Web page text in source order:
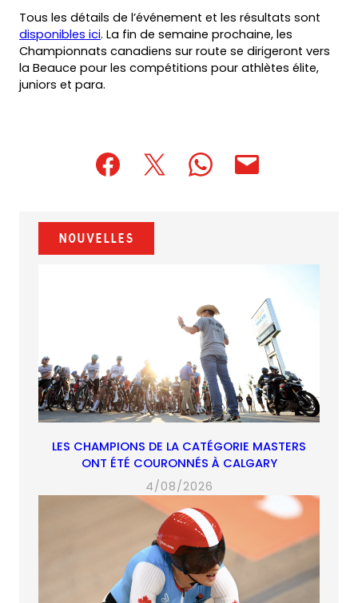
Tous les détails de l’événement et les résultats sont
disponibles ici. La fin de semaine prochaine, les
Championnats canadiens sur route se dirigeront vers
la Beauce pour les compétitions pour athlètes élite,
juniors et para.
(opens
new
tab)
(opens
new
tab)
(opens(opens
(opens
Nouvelles
LES CHAMPIONS DE LA CATÉGORIE MASTERS
ONT ÉTÉ COURONNÉS À CALGARY
4/08/2026